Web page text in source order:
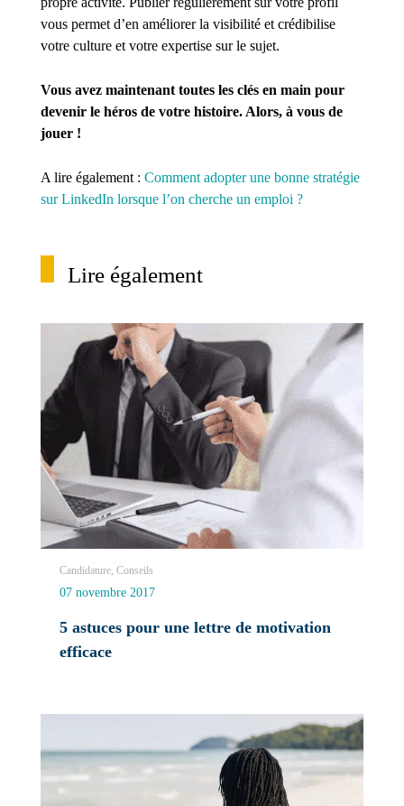
vous permet d’en améliorer la visibilité et crédibilise
votre culture et votre expertise sur le sujet.
Vous avez maintenant toutes les clés en main pour
devenir le héros de votre histoire. Alors, à vous de
jouer !
A lire également : Comment adopter une bonne stratégie
sur LinkedIn lorsque l’on cherche un emploi ?
Lire également
Candidature, Conseils
07 novembre 2017
5 astuces pour une lettre de motivation
efficace